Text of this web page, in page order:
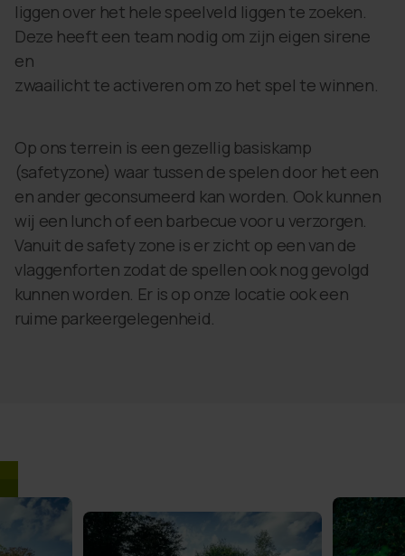
liggen over het hele speelveld liggen te zoeken.
Deze heeft een team nodig om zijn eigen sirene
en
zwaailicht te activeren om zo het spel te winnen.
Op ons terrein is een gezellig basiskamp
(safetyzone) waar tussen de spelen door het een
en ander geconsumeerd kan worden. Ook kunnen
wij een lunch of een barbecue voor u verzorgen.
Vanuit de safety zone is er zicht op een van de
vlaggenforten zodat de spellen ook nog gevolgd
kunnen worden. Er is op onze locatie ook een
ruime parkeergelegenheid.